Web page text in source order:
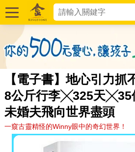
【電子書】地心引力抓
8公斤行李╳325天╳35
未婚夫飛向世界盡頭
一窺古靈精怪的Winny眼中的奇幻世界！